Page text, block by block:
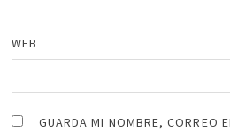
WEB
GUARDA MI NOMBRE, CORREO